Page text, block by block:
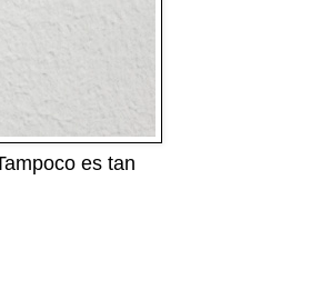
es tan